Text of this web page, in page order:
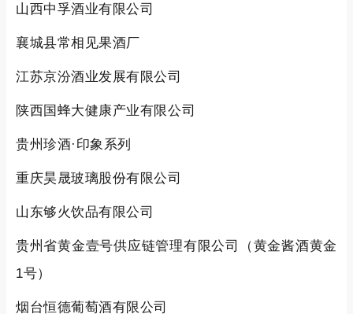
山西中孚酒业有限公司
襄城县常相见果酒厂
江苏京汾酒业发展有限公司
陕西国蜂大健康产业有限公司
贵州珍酒·印象系列
重庆昊晟玻璃股份有限公司
山东够火饮品有限公司
贵州省黄金壹号供应链管理有限公司（黄金酱酒黄金
1号）
烟台恒德葡萄酒有限公司